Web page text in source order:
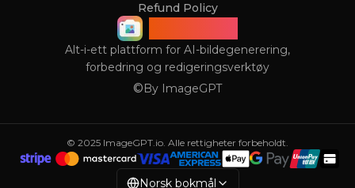
Refund Policy
Alt-i-ett plattform for AI-bildegenerering,
forbedring og redigeringsverktøy
©By ImageGPT
© 2025 ImageGPT.io. Alle rettigheter forbeholdt.
English EspañolFrançais
Norsk bokmål